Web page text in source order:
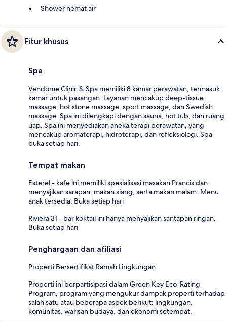
Shower hemat air
Fitur khusus
Spa
Vendome Clinic & Spa memiliki 8 kamar perawatan, termasuk
kamar untuk pasangan. Layanan mencakup deep-tissue
massage, hot stone massage, sport massage, dan Swedish
massage. Spa ini dilengkapi dengan sauna, hot tub, dan ruang
uap. Spa ini menyediakan aneka terapi perawatan, yang
mencakup aromaterapi, hidroterapi, dan refleksiologi. Spa
buka setiap hari.
Tempat makan
Esterel - kafe ini memiliki spesialisasi masakan Prancis dan
menyajikan sarapan, makan siang, serta makan malam. Menu
anak tersedia. Buka setiap hari
Riviera 31 - bar koktail ini hanya menyajikan santapan ringan.
Buka setiap hari
Penghargaan dan afiliasi
Properti Bersertifikat Ramah Lingkungan
Properti ini berpartisipasi dalam Green Key Eco-Rating
Program, program yang mengukur dampak properti terhadap
salah satu atau beberapa aspek berikut: lingkungan,
komunitas, warisan budaya, dan ekonomi setempat.